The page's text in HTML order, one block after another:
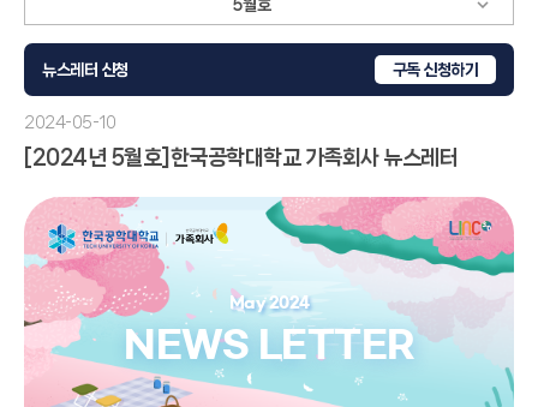
뉴스레터 신청 구독 신청하기
2024-05-10
[2024년 5월호]한국공학대학교 가족회사 뉴스레터
May 2024
NEWS LETTER